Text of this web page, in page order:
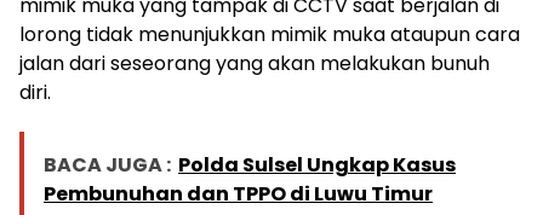
lorong tidak menunjukkan mimik muka ataupun cara
jalan dari seseorang yang akan melakukan bunuh
diri.
BACA JUGA : Polda Sulsel Ungkap Kasus
Pembunuhan dan TPPO di Luwu Timur